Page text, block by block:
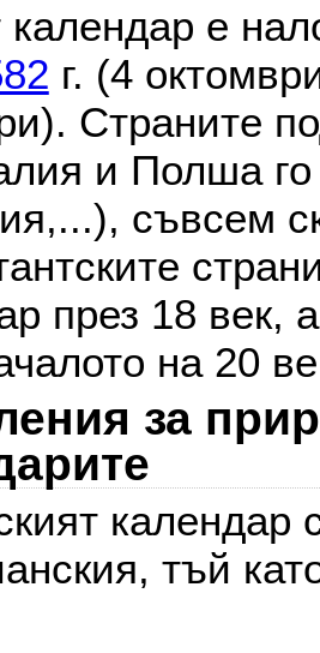
е
г. (4
Страните
и Полша
съвсем
през 18 век,
на 20
за
календар
тъй